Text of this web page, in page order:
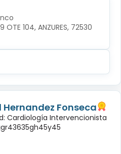
OTE 104, ANZURES, 72530
Hernandez Fonseca
Cardiología Intervencionista